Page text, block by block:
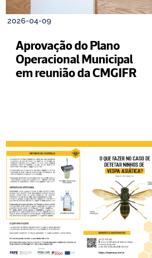
2026-04-09
Aprovação do Plano
Operacional Municipal
em reunião da CMGIFR